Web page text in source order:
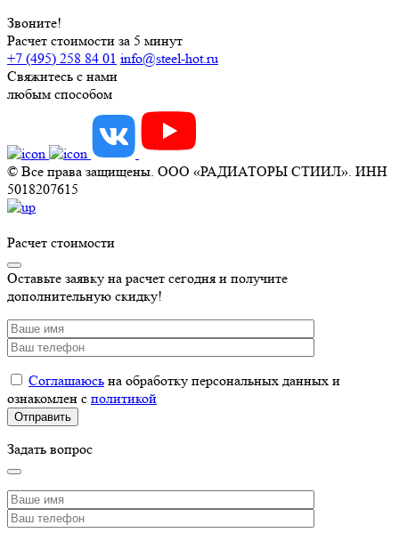
Звоните!
Расчет стоимости за 5 минут
+7 (495) 258 84 01 info@steel-hot.ru
Свяжитесь с нами
любым способом
© Все права защищены. ООО «РАДИАТОРЫ СТИИЛ». ИНН
5018207615
Расчет стоимости
Оставьте заявку на расчет сегодня и получите
дополнительную скидку!
Соглашаюсь на обработку персональных данных и
ознакомлен с политикой
Задать вопрос